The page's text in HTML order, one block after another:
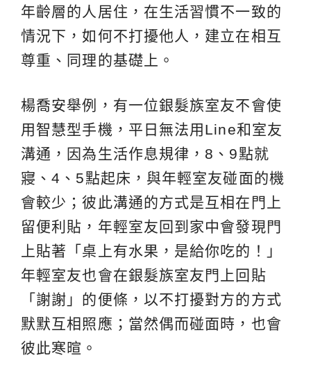
年齡層的人居住，在生活習慣不一致的
情況下，如何不打擾他人，建立在相互
尊重、同理的基礎上。
楊喬安舉例，有一位銀髮族室友不會使
用智慧型手機，平日無法用Line和室友
溝通，因為生活作息規律，8、9點就
寢、4、5點起床，與年輕室友碰面的機
會較少；彼此溝通的方式是互相在門上
留便利貼，年輕室友回到家中會發現門
上貼著「桌上有水果，是給你吃的！」
年輕室友也會在銀髮族室友門上回貼
「謝謝」的便條，以不打擾對方的方式
默默互相照應；當然偶而碰面時，也會
彼此寒暄。